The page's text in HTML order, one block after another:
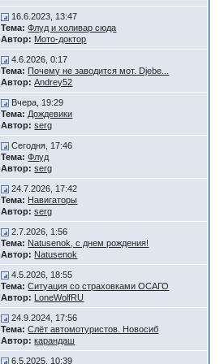
16.6.2023, 13:47
Тема: Флуд и холивар сюда
Автор: Мото-доктор
4.6.2026, 0:17
Тема: Почему не заводится мот. Djebe...
Автор: Andrey52
Вчера, 19:29
Тема: Дождевики
Автор: serg
Сегодня, 17:46
Тема: Флуд
Автор: serg
24.7.2026, 17:42
Тема: Навигаторы
Автор: serg
2.7.2026, 1:56
Тема: Natusenok, с днем рождения!
Автор: Natusenok
4.5.2026, 18:55
Тема: Ситуация со страховками ОСАГО
Автор: LoneWolfRU
24.9.2024, 17:56
Тема: Слёт автомотуристов. Новосиб
Автор: карандаш
6.5.2025, 10:39